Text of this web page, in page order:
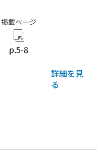
掲載ページ
p.5-8
詳細を見
る